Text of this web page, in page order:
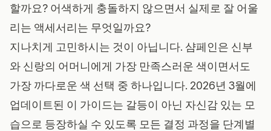
할까요? 어색하게 충돌하지 않으면서 실제로 잘 어울
리는 액세서리는 무엇일까요?
지나치게 고민하시는 것이 아닙니다. 샴페인은 신부
와 신랑의 어머니에게 가장 만족스러운 색이면서도
가장 까다로운 색 선택 중 하나입니다. 2026년 3월에
업데이트된 이 가이드는 갈등이 아닌 자신감 있는 모
습으로 등장하실 수 있도록 모든 결정 과정을 단계별